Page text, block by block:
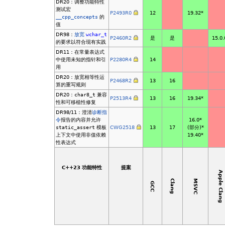
DR20：调整功能特性
测试宏
__cpp_concepts 的
值
P2493R0 12 19.32*
DR98：放宽wchar_t
的要求以符合现有实践
P2460R2 是 是
DR11：在常量表达式
中使用未知的指针和引
用
P2280R4 14
DR20：放宽相等性运
算的重写规则
P2468R2 13 16
DR20： char8_t 兼容
性和可移植性修复
P2513R4 13 16 19.34*
DR98/11：澄清诊断指
令报告的内容并允许
static_assert 模板
上下文中使用非值依赖
性表达式
CWG2518 13 17
16.0*
(部分)*
19.40*
C++23 功能特性 提案
GCC Clang MSVC Apple Clang